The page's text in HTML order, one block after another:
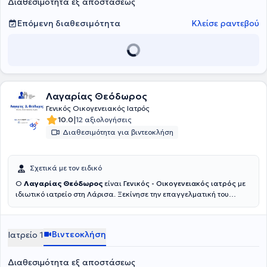
Επόμενη διαθεσιμότητα
Κλείσε ραντεβού
Λαγαρίας Θεόδωρος
Γενικός Οικογενειακός Ιατρός
10.0|12 αξιολογήσεις
Διαθεσιμότητα για βιντεοκλήση
Σχετικά με τον ειδικό
Ο Λαγαρίας Θεόδωρος είναι Γενικός - Οικογενειακός ιατρός με
ιδιωτικό ιατρείο στη Λάρισα. Ξεκίνησε την επαγγελματική του
όπου υπηρέτησε από το 2007 έως το 2011. Στη συνέχεια, ανέλαβε
υπηρέτησε μέχρι και τον βαθμό του Επιμελητή Α από το 2011 έως το
2024. Από το 2017 μέχρι και το 2024, διετέλεσε συντονιστής
εκπαίδευσης των ειδικευομένων ιατρών Γενικής/Οικογενειακής
Ιατρείο 1 Βιντεοκλήση
Διαθεσιμότητα εξ αποστάσεως